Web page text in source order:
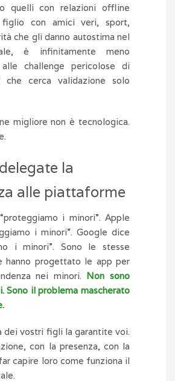
quelli con relazioni offline
con amici veri, sport,
che gli danno autostima nel
è infinitamente meno
alle challenge pericolose di
che cerca validazione solo
migliore non è tecnologica.
la
alle piattaforme
i minori”. Apple
i minori”. Google dice
i minori”. Sono le stesse
hanno progettato le app per
nei minori. Non sono
Sono il problema mascherato
dei vostri figli la garantite voi.
con la presenza, con la
capire loro come funziona il